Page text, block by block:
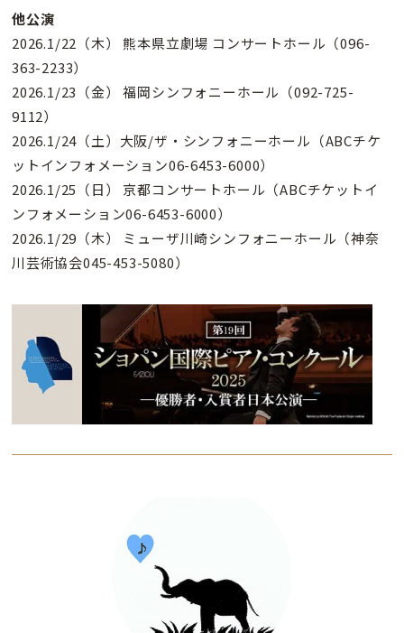
他公演
2026.1/22（木） 熊本県立劇場 コンサートホール（096-
363-2233）
2026.1/23（金） 福岡シンフォニーホール（092-725-
9112）
2026.1/24（土）大阪/ザ・シンフォニーホール（ABCチケ
ットインフォメーション06-6453-6000）
2026.1/25（日） 京都コンサートホール（ABCチケットイ
ンフォメーション06-6453-6000）
2026.1/29（木） ミューザ川崎シンフォニーホール（神奈
川芸術協会045-453-5080）